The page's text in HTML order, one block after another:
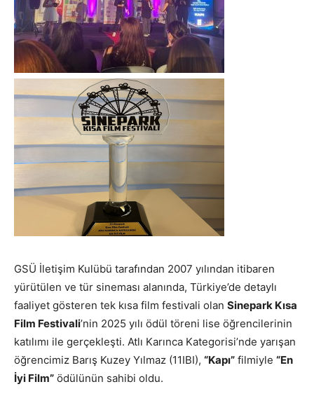
GSÜ İletişim Kulübü tarafından 2007 yılından itibaren
yürütülen ve tür sineması alanında, Türkiye’de detaylı
faaliyet gösteren tek kısa film festivali olan Sinepark Kısa
Film Festivali’nin 2025 yılı ödül töreni lise öğrencilerinin
katılımı ile gerçekleşti. Atlı Karınca Kategorisi’nde yarışan
öğrencimiz Barış Kuzey Yılmaz (11IBI), “Kapı” filmiyle “En
İyi Film” ödülünün sahibi oldu.